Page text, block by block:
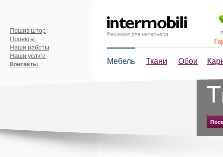
Решения для интерьера
Мебель Ткани Обои
Пошив штор
Проекты
Наши работы
Наши услуги
Контакты